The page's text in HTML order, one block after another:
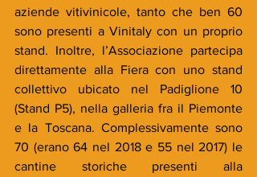
aziende vitivinicole, tanto che ben 60
sono presenti a Vinitaly con un proprio
stand. Inoltre, l’Associazione partecipa
direttamente alla Fiera con uno stand
collettivo ubicato nel Padiglione 10
(Stand P5), nella galleria fra il Piemonte
e la Toscana. Complessivamente sono
70 (erano 64 nel 2018 e 55 nel 2017) le
cantine storiche presenti alla